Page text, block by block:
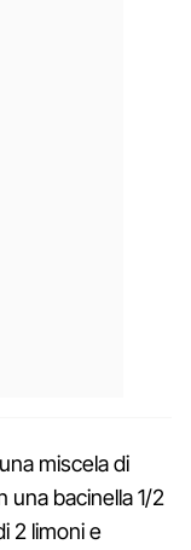
miscela di
una bacinella 1/2
2 limoni e